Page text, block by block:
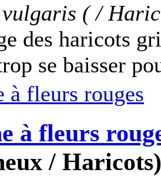
vulgaris ( /
des haricots
se baisser
à fleurs
/ Haricots)